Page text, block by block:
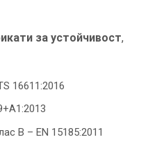
за устойчивост,
16611:2016
B – EN 15185:2011